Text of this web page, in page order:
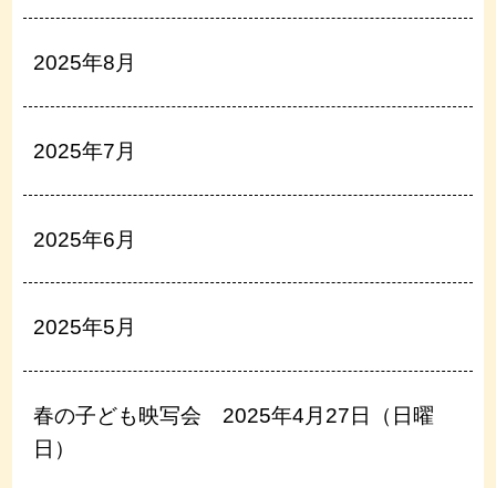
2025年8月
2025年7月
2025年6月
2025年5月
春の子ども映写会 2025年4月27日（日曜
日）